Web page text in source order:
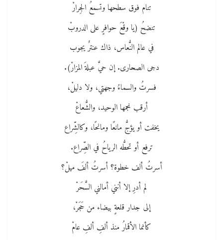
تنام فوق سطحها وتسمعُ الجِرارْ
تنضحُ (يا وقْعَ حوافرٍ على الدروبْ
في عالم النُّعاس، ذاك عنترٌ يجوب
دجى الصحارى. إن حيَّ عبلةَ المزارْ).
فسرتُ والسماءُ وجهتي، ولا دليلْ،
أرقب نجمها الوحيد، والشُّعاعْ
يخفت أو يؤجُّ مانعًا ومانحًا، وكالشِّراع
ترفع أو تحطُّه الرياحُ في الصِّراع.
أسرتُ ألف خطوة؟ أسرتُ ألفَ ميلْ؟
لم أدرِ إلا أنني أمالني السَّحَرْ
إلى جدار قلعةٍ بيضاء من حَجَرْ،
كأنما الأقمارُ منذ ألفِ ألفِ عامْ